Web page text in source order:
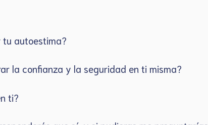
tu autoestima?
la confianza y la seguridad en ti misma?
ti?